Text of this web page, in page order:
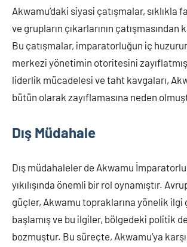
Akwamu’daki siyasi çatışmalar, sıklıkla
ve grupların çıkarlarının çatışmasından
Bu çatışmalar, imparatorluğun iç
merkezi yönetimin otoritesini
liderlik mücadelesi ve taht kavgaları,
bütün olarak zayıflamasına neden
Dış Müdahale
Dış müdahaleler de Akwamu
yıkılışında önemli bir rol oynamıştır.
güçler, Akwamu topraklarına yönelik ilgi
başlamış ve bu ilgiler, bölgedeki politik
bozmuştur. Bu süreçte, Akwamu’ya